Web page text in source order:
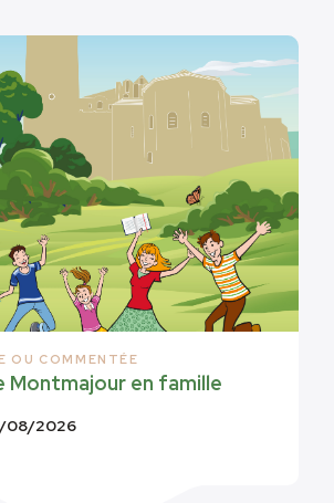
OU COMMENTÉE
Montmajour en famille
08/2026